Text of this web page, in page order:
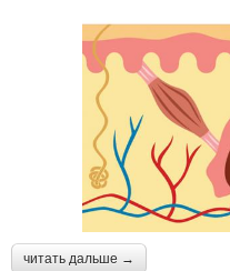
читать дальше →